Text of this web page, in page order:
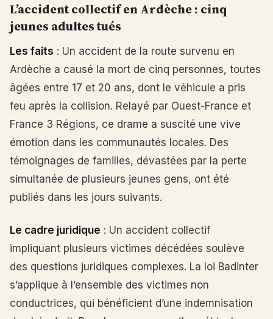
L’accident collectif en Ardèche : cinq
jeunes adultes tués
Les faits : Un accident de la route survenu en
Ardèche a causé la mort de cinq personnes, toutes
âgées entre 17 et 20 ans, dont le véhicule a pris
feu après la collision. Relayé par Ouest-France et
France 3 Régions, ce drame a suscité une vive
émotion dans les communautés locales. Des
témoignages de familles, dévastées par la perte
simultanée de plusieurs jeunes gens, ont été
publiés dans les jours suivants.
Le cadre juridique : Un accident collectif
impliquant plusieurs victimes décédées soulève
des questions juridiques complexes. La loi Badinter
s’applique à l’ensemble des victimes non
conductrices, qui bénéficient d’une indemnisation